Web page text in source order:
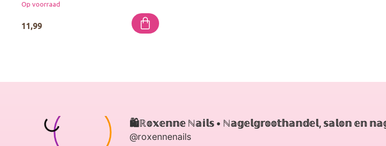
Op voorraad
11,99